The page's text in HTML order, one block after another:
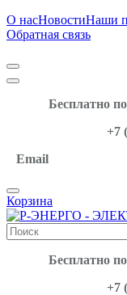
О насНовостиНаши
Обратная связь
Бесплатно
+7 (991)
Корзина
Бесплатно
+7 (991)